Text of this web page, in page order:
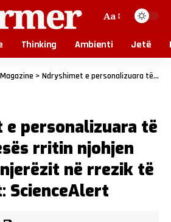
Aa
Thinking Ambienti Jetë
Magazine > Ndryshimet e personalizuara të stilit të jetesës rritin njohjen me 74% te njerëzit në rrezik të Alzheimerit: ScienceAlert
personalizuara të
rritin njohjen
në rrezik të
ScienceAlert